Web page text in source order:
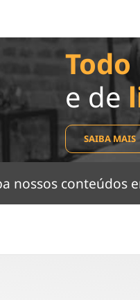
Todo
e de
SAIBA MAIS
nossos conteúdos